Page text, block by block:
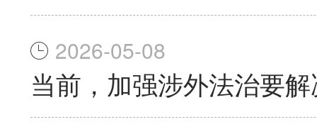
2026-05-08
当前，加强涉外法治要